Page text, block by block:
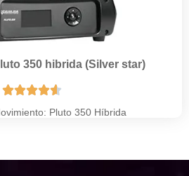
350 hibrida (Silver star)

Pluto 350 Híbrida